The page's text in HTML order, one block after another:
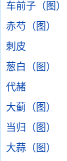
车前子（图）
赤芍（图）
刺皮
葱白（图）
代赭
大蓟（图）
当归（图）
大蒜（图）